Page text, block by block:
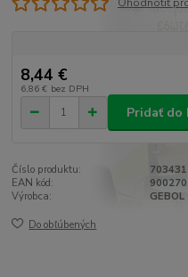
8,44 €
6,86 € bez DPH
Pridať do
Číslo produktu:
703431
EAN kód:
Výrobca:
GEBOL
Do obľúbených